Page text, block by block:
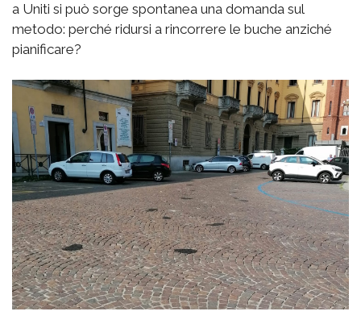
a Uniti si può sorge spontanea una domanda sul
metodo: perché ridursi a rincorrere le buche anziché
pianificare?